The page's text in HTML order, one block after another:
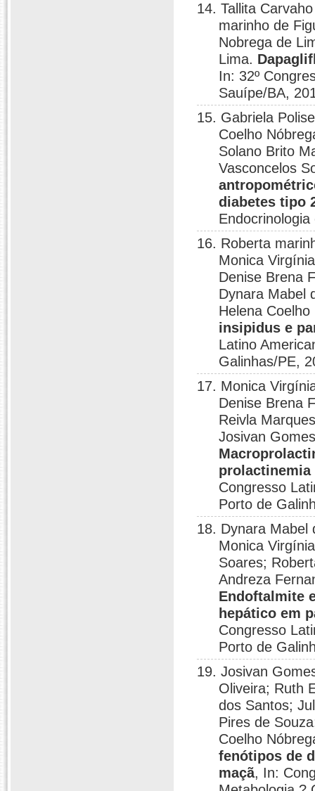
14. Tallita
marinho de
Nobrega de
Lima.
In: 32º
Sauípe/BA,
15. Gabriela
Coelho
Solano Brito
Vasconcelos
diabetes tipo
16. Roberta
Monica
Denise Brena
Dynara Mabel
Helena
insipidus e
Latino
Galinhas/PE,
17. Monica
Denise Brena
Reivla
Josivan
prolactinemia
Congresso
Porto de
18. Dynara Mabel
Monica
Soares;
Andreza
Endoftalmite
hepático em
Congresso
Porto de
19. Josivan
Oliveira; Ruth
dos Santos;
Pires de
Coelho
fenótipos de
maçã, In: